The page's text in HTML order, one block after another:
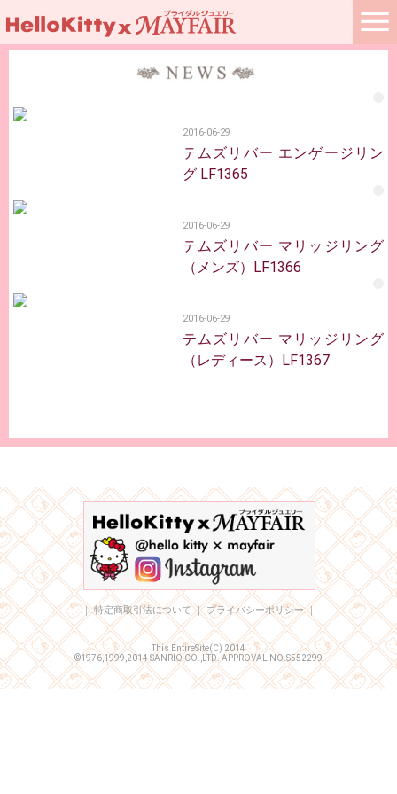
2016-06-29
テムズリバー エンゲージリン
グ LF1365
2016-06-29
テムズリバー マリッジリング
（メンズ）LF1366
2016-06-29
テムズリバー マリッジリング
（レディース）LF1367
｜特定商取引法について｜プライバシーポリシー｜
This EntireSite(C) 2014
©1976,1999,2014 SANRIO CO.,LTD. APPROVAL NO.S552299